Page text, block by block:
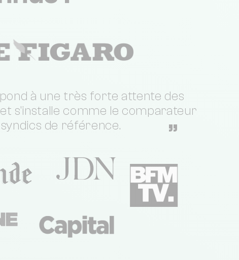
à une très forte attente des
s'installe comme le comparateur
de référence.
”